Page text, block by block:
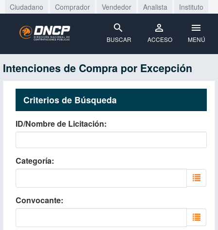
Ciudadano Comprador Vendedor Analista Instituto
BUSCAR ACCESO MENÚ
Intenciones de Compra por Excepción
Criterios de Búsqueda
ID/Nombre de Licitación
Categoría
Convocante